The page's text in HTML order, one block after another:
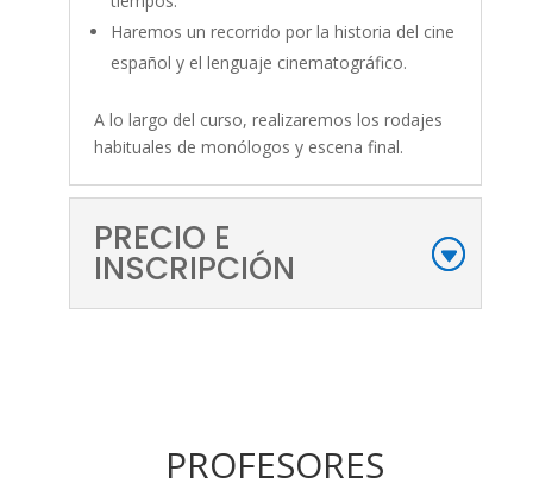
Haremos un recorrido por la historia del cine
español y el lenguaje cinematográfico.
A lo largo del curso, realizaremos los rodajes
habituales de monólogos y escena final.
PRECIO E
INSCRIPCIÓN
PROFESORES